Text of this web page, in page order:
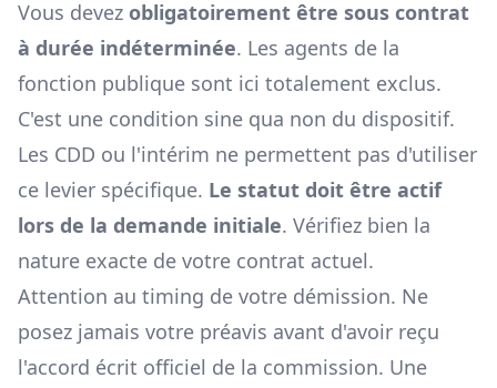
Vous devez obligatoirement être sous contrat
à durée indéterminée. Les agents de la
fonction publique sont ici totalement exclus.
C'est une condition sine qua non du dispositif.
Les CDD ou l'intérim ne permettent pas d'utiliser
ce levier spécifique. Le statut doit être actif
lors de la demande initiale. Vérifiez bien la
nature exacte de votre contrat actuel.
Attention au timing de votre démission. Ne
posez jamais votre préavis avant d'avoir reçu
l'accord écrit officiel de la commission. Une